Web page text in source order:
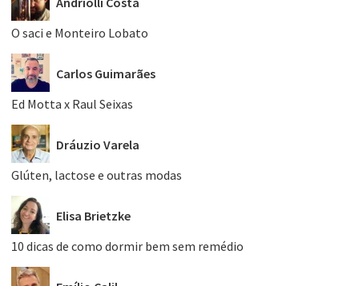
O saci e Monteiro Lobato
Carlos Guimarães
Ed Motta x Raul Seixas
Dráuzio Varela
Glúten, lactose e outras modas
Elisa Brietzke
10 dicas de como dormir bem sem remédio